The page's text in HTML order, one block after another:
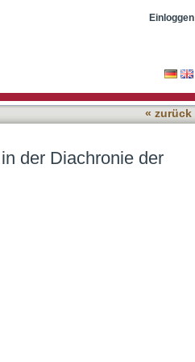
Einloggen
« zurück
der Diachronie der